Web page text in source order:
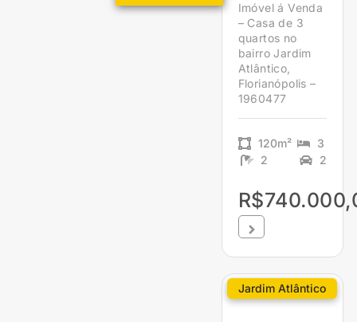
Imóvel á Venda
– Casa de 3
quartos no
bairro Jardim
Atlântico,
Florianópolis –
1960477
120m²
3
2
2
Jardim Atlântico